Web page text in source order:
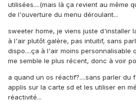
utilisées....(mais là ça revient au même
de l'ouverture du menu déroulant...
sweeter home, je viens juste d'installer
à l'air plutôt galère, pas intuitif, sans
dispo....ça à l'air moins personnalisable
me semble le plus récent, donc à voir
a quand un os réactif?....sans parler du
applis sur la carte sd et les utiliser en
réactivité...